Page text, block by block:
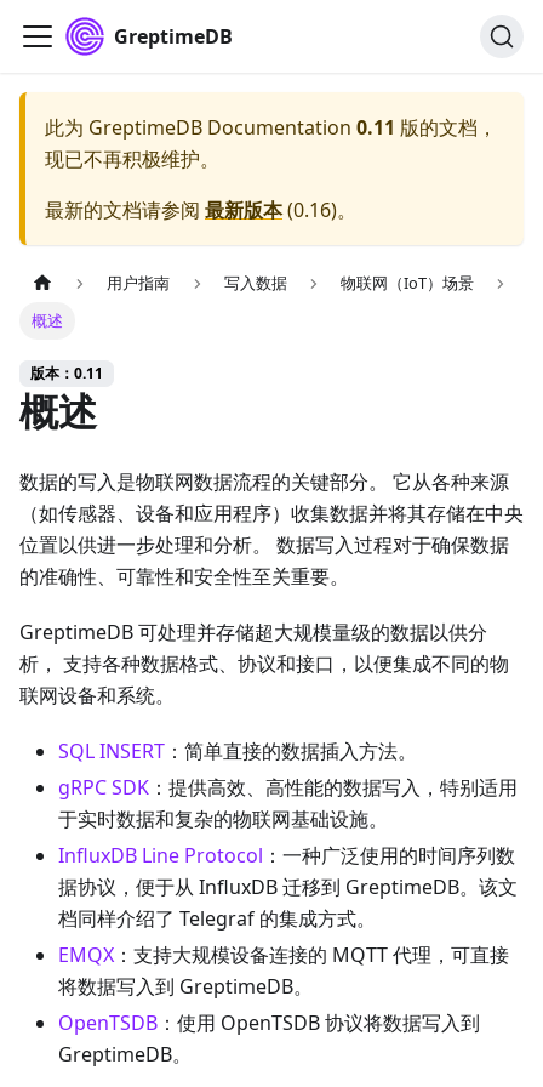
GreptimeDB
此为 GreptimeDB Documentation 0.11 版的文档，
现已不再积极维护。
最新的文档请参阅 最新版本(0.16)。
用户指南 写入数据
物联网（IoT）场景
概述
版本：0.11
概述
数据的写入是物联网数据流程的关键部分。 它从各种来源
（如传感器、设备和应用程序）收集数据并将其存储在中央
位置以供进一步处理和分析。 数据写入过程对于确保数据
的准确性、可靠性和安全性至关重要。
GreptimeDB 可处理并存储超大规模量级的数据以供分
析， 支持各种数据格式、协议和接口，以便集成不同的物
联网设备和系统。
SQL INSERT ：简单直接的数据插入方法。
gRPC SDK ：提供高效、高性能的数据写入，特别适用
于实时数据和复杂的物联网基础设施。
InfluxDB Line Protocol ：一种广泛使用的时间序列数
据协议，便于从 InfluxDB 迁移到 GreptimeDB。该文
档同样介绍了 Telegraf 的集成方式。
EMQX ：支持大规模设备连接的 MQTT 代理，可直接
将数据写入到 GreptimeDB。
OpenTSDB ：使用 OpenTSDB 协议将数据写入到
GreptimeDB。